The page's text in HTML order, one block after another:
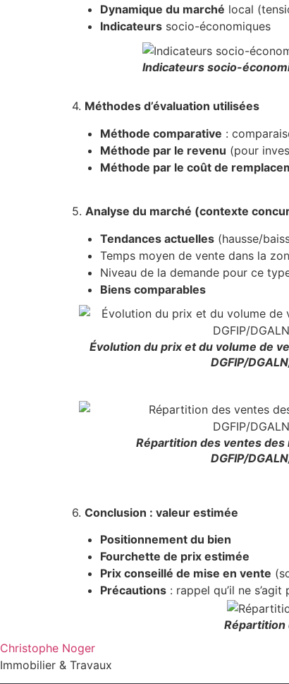
Dynamique du marché local
Indicateurs socio-économiques
Indicateurs socio-
4. Méthodes d’évaluation utilisées
Méthode comparative :
Méthode par le revenu (pour
Méthode par le coût de
5. Analyse du marché (contexte
Tendances actuelles (hausse/
Temps moyen de vente dans la
Niveau de la demande pour ce
Biens comparables
Évolution du prix et du volume de
DGFIP/
Répartition des ventes des
DGFIP/
6. Conclusion : valeur estimée
Positionnement du bien
Fourchette de prix estimée
Prix conseillé de mise en vente
Précautions : rappel qu’il ne
Répartition
Christophe Noger
Immobilier & Travaux